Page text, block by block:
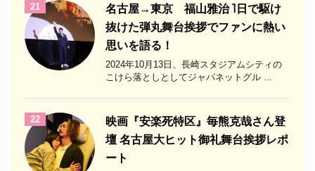
21
名古屋→東京 福山雅治 1日で駆け
抜けた弾丸舞台挨拶でファンに熱い
思いを語る！
2024年10月13日、長崎スタジアムシティの
こけら落としとしてジャパネットグル ...
22
映画『安楽死特区』毎熊克哉さん登
壇 名古屋大ヒット御礼舞台挨拶レポ
ート